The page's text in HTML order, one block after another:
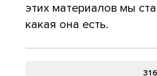
этих материалов мы
какая она есть.